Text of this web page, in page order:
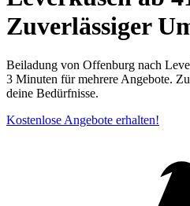
Zuverlässiger
Beiladung von Offenburg nach
3 Minuten für mehrere Angebote.
deine Bedürfnisse.
Kostenlose Angebote erhalten!